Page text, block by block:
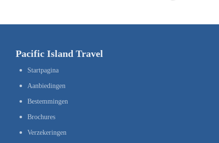
Pacific Island Travel
Startpagina
Aanbiedingen
Bestemmingen
Brochures
Verzekeringen